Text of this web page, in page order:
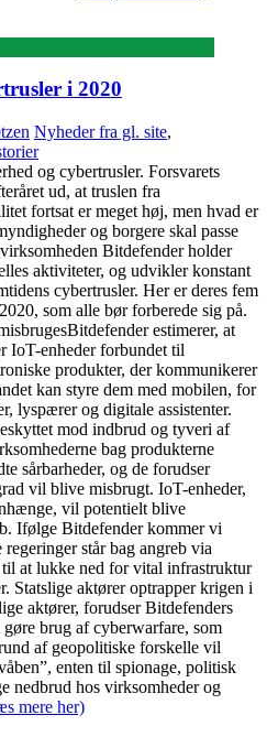
i 2020
Nyheder fra gl. site,
og cybertrusler. Forsvarets
ud, at truslen fra
fortsat er meget høj, men hvad er
og borgere skal passe
Bitdefender holder
aktiviteter, og udvikler konstant
cybertrusler. Her er deres fem
som alle bør forberede sig på.
estimerer, at
IoT-enheder forbundet til
produkter, der kommunikerer
kan styre dem med mobilen, for
lyspærer og digitale assistenter.
mod indbrud og tyveri af
bag produkterne
sårbarheder, og de forudser
vil blive misbrugt. IoT-enheder,
vil potentielt blive
Ifølge Bitdefender kommer vi
står bag angreb via
til at lukke ned for vital infrastruktur
Statslige aktører optrapper krigen i
aktører, forudser Bitdefenders
brug af cyberwarfare, som
af geopolitiske forskelle vil
enten til spionage, politisk
nedbrud hos virksomheder og
mere her)